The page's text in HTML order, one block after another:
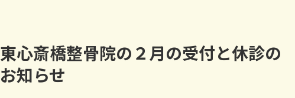
東心斎橋整骨院の２月の受付と休診の
お知らせ